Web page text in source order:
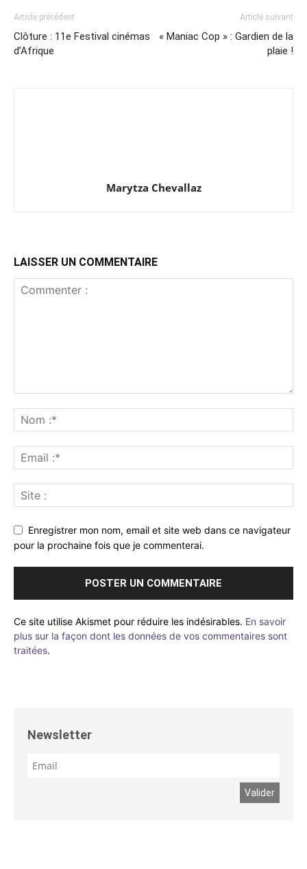
Article précédent
Clôture : 11e Festival cinémas
d’Afrique
Article suivant
« Maniac Cop » : Gardien de la
plaie !
Marytza Chevallaz
LAISSER UN COMMENTAIRE
Enregistrer mon nom, email et site web dans ce navigateur
pour la prochaine fois que je commenterai.
Ce site utilise Akismet pour réduire les indésirables. En savoir
plus sur la façon dont les données de vos commentaires sont
traitées.
Newsletter